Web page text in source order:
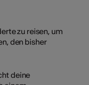
zu reisen, um
den bisher
deine